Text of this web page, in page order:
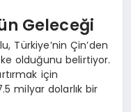
Geleceği
Türkiye’nin Çin’den
olduğunu belirtiyor.
için
milyar dolarlık bir